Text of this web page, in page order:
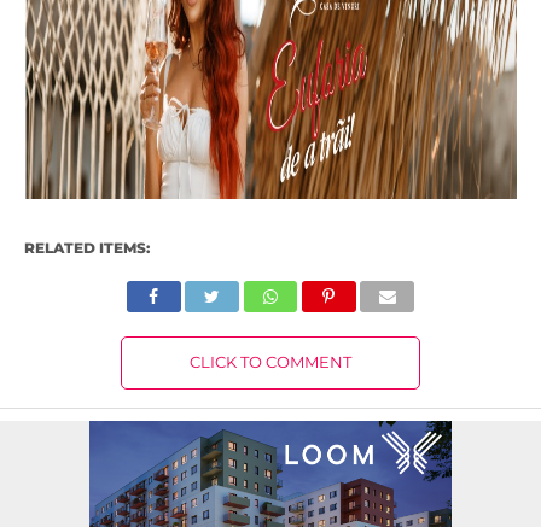
RELATED ITEMS:
CLICK TO COMMENT